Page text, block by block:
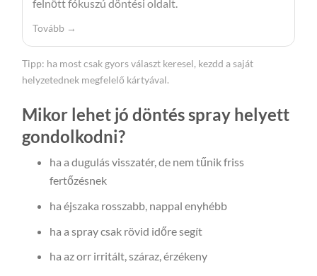
felnőtt fókuszú döntési oldalt.
Tovább →
Tipp: ha most csak gyors választ keresel, kezdd a saját
helyzetednek megfelelő kártyával.
Mikor lehet jó döntés spray helyett
gondolkodni?
ha a dugulás visszatér, de nem tűnik friss
fertőzésnek
ha éjszaka rosszabb, nappal enyhébb
ha a spray csak rövid időre segít
ha az orr irritált, száraz, érzékeny